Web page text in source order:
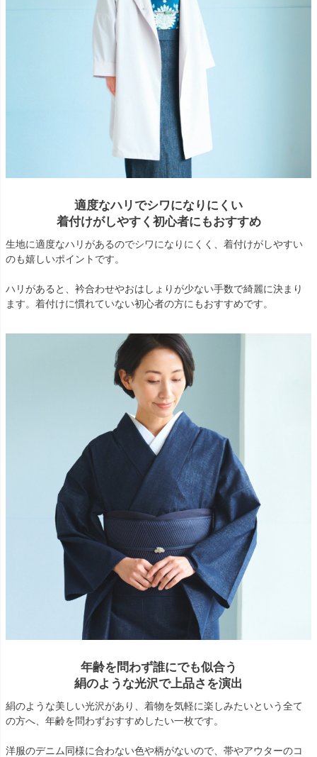
適度なハリでシワになりにくい
着付けがしやすく初心者にもおすすめ
生地に適度なハリがあるのでシワになりにくく、着付けがしやすい
のも嬉しいポイントです。
ハリがあると、衿合わせやおはしょりが少ない手数で綺麗に決まり
ます。着付けに慣れていない初心者の方にもおすすめです。
年齢を問わず誰にでも似合う
絹のような光沢で上品さを演出
絹のような美しい光沢があり、着物を気軽に楽しみたいという全て
の方へ、年齢を問わずおすすめしたい一枚です。
洋服のデニム同様に合わない色や柄がないので、帯やアウターのコ